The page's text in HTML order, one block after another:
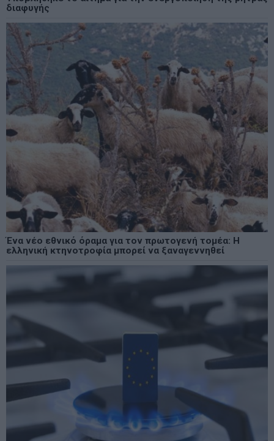
διαφυγής
Ένα νέο εθνικό όραμα για τον πρωτογενή τομέα: Η
ελληνική κτηνοτροφία μπορεί να ξαναγεννηθεί